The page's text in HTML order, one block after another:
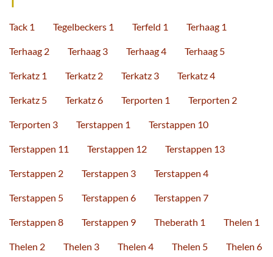
Tack 1 Tegelbeckers 1 Terfeld 1 Terhaag 1
Terhaag 2 Terhaag 3 Terhaag 4 Terhaag 5
Terkatz 1 Terkatz 2 Terkatz 3 Terkatz 4
Terkatz 5 Terkatz 6 Terporten 1 Terporten 2
Terporten 3 Terstappen 1 Terstappen 10
Terstappen 11 Terstappen 12 Terstappen 13
Terstappen 2 Terstappen 3 Terstappen 4
Terstappen 5 Terstappen 6 Terstappen 7
Terstappen 8 Terstappen 9 Theberath 1 Thelen 1
Thelen 2 Thelen 3 Thelen 4 Thelen 5 Thelen 6